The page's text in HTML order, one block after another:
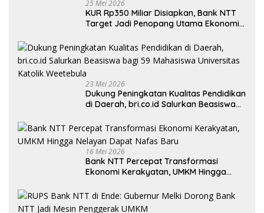
25 Mei 2026
KUR Rp350 Miliar Disiapkan, Bank NTT
Target Jadi Penopang Utama Ekonomi
23 Mei 2026
Dukung Peningkatan Kualitas Pendidikan
di Daerah, bri.co.id Salurkan Beasiswa
Weetebula
16 Mei 2026
Bank NTT Percepat Transformasi
Ekonomi Kerakyatan, UMKM Hingga